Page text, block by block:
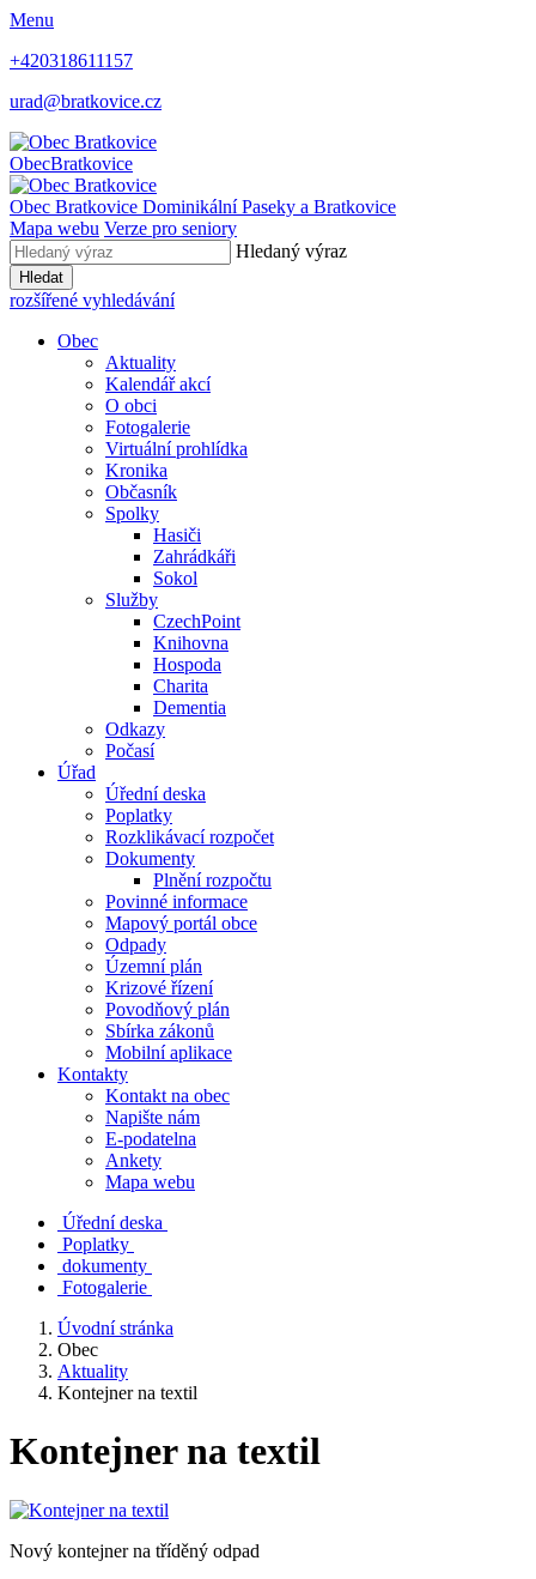
Menu
+420318611157
urad@bratkovice.cz
ObecBratkovice
Obec Bratkovice Dominikální Paseky a Bratkovice
Mapa webu Verze pro seniory
Hledaný výraz
Hledat
rozšířené vyhledávání
Obec
Aktuality
Kalendář akcí
O obci
Fotogalerie
Virtuální prohlídka
Kronika
Občasník
Spolky
Hasiči
Zahrádkáři
Sokol
Služby
CzechPoint
Knihovna
Hospoda
Charita
Dementia
Odkazy
Počasí
Úřad
Úřední deska
Poplatky
Rozklikávací rozpočet
Dokumenty
Plnění rozpočtu
Povinné informace
Mapový portál obce
Odpady
Územní plán
Krizové řízení
Povodňový plán
Sbírka zákonů
Mobilní aplikace
Kontakty
Kontakt na obec
Napište nám
E-podatelna
Ankety
Mapa webu
Úřední deska
Poplatky
dokumenty
Fotogalerie
Úvodní stránka
Obec
Aktuality
Kontejner na textil
Kontejner na textil
Nový kontejner na tříděný odpad